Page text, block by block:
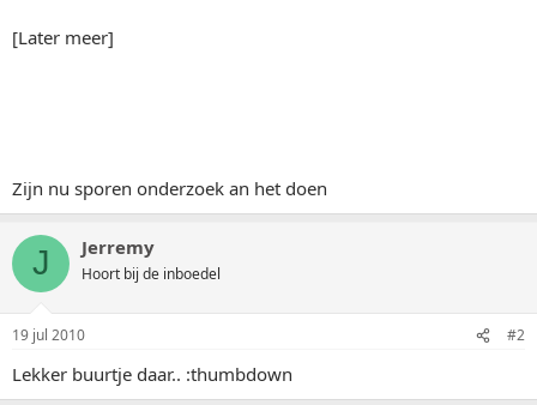
[Later meer]
Zijn nu sporen onderzoek an het doen
J Jerremy
Hoort bij de inboedel
19 jul 2010 #2
Lekker buurtje daar.. :thumbdown